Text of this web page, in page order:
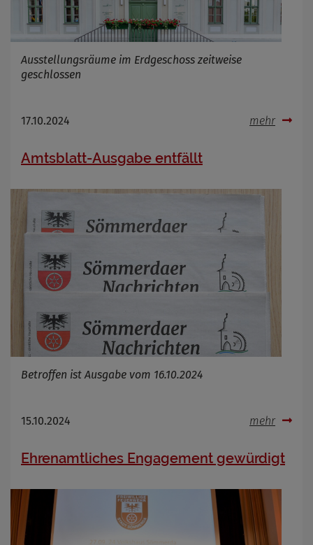
Ausstellungsräume im Erdgeschoss zeitweise
geschlossen
17.10.2024 mehr
Amtsblatt-Ausgabe entfällt
Betroffen ist Ausgabe vom 16.10.2024
15.10.2024 mehr
Ehrenamtliches Engagement gewürdigt